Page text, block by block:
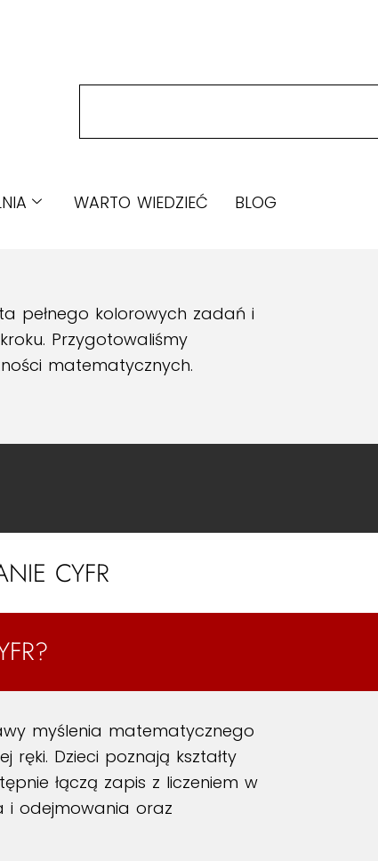
WARTO WIEDZIEĆ
BLOG
pełnego kolorowych zadań i
Przygotowaliśmy
matematycznych.
CYFR
myślenia matematycznego
ręki. Dzieci poznają kształty
łączą zapis z liczeniem w
i odejmowania oraz